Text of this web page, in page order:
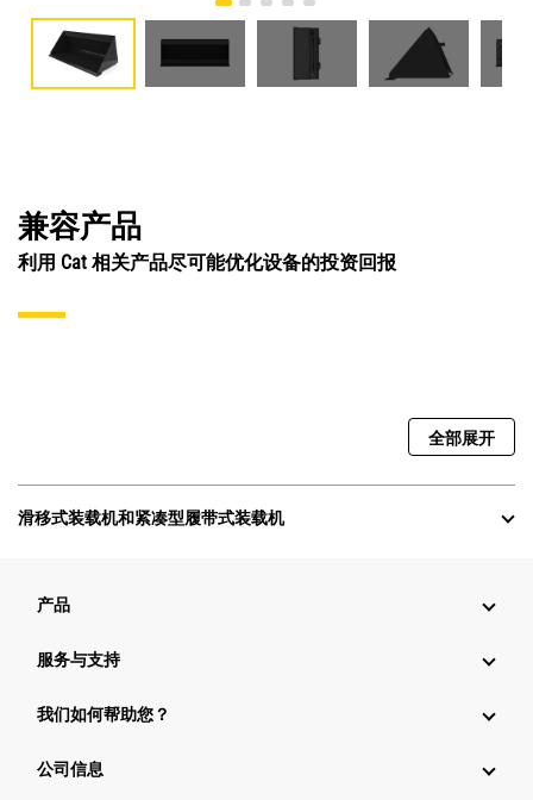
兼容产品
利用 Cat 相关产品尽可能优化设备的投资回报
全部展开
滑移式装载机和紧凑型履带式装载机
产品
服务与支持
我们如何帮助您？
公司信息